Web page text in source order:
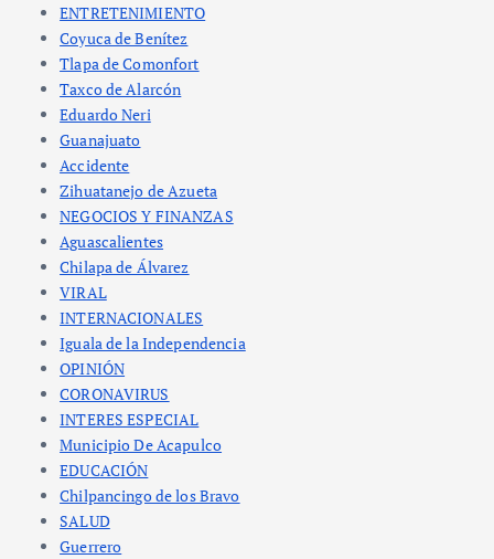
ENTRETENIMIENTO
Coyuca de Benítez
Tlapa de Comonfort
Taxco de Alarcón
Eduardo Neri
Guanajuato
Accidente
Zihuatanejo de Azueta
NEGOCIOS Y FINANZAS
Aguascalientes
Chilapa de Álvarez
VIRAL
INTERNACIONALES
Iguala de la Independencia
OPINIÓN
CORONAVIRUS
INTERES ESPECIAL
Municipio De Acapulco
EDUCACIÓN
Chilpancingo de los Bravo
SALUD
Guerrero